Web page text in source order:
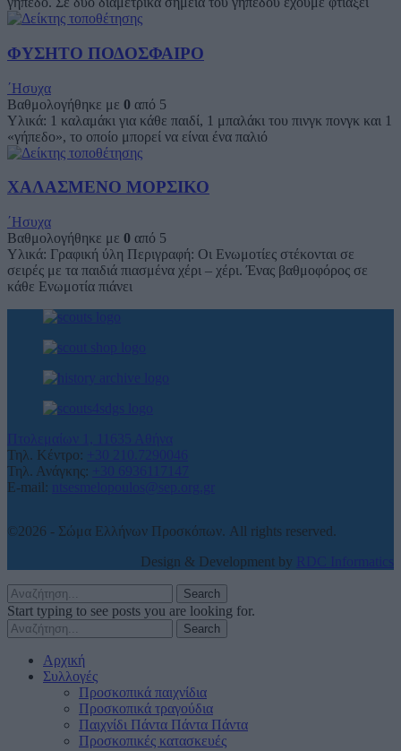
ΦΥΣΗΤΟ ΠΟΔΟΣΦΑΙΡΟ
΄Ησυχα
Βαθμολογήθηκε με 0 από 5
Υλικά: 1 καλαμάκι για κάθε παιδί, 1 μπαλάκι του πινγκ πονγκ και 1
«γήπεδο», το οποίο μπορεί να είναι ένα παλιό
ΧΑΛΑΣΜΕΝΟ ΜΟΡΣΙΚΟ
΄Ησυχα
Βαθμολογήθηκε με 0 από 5
Υλικά: Γραφική ύλη Περιγραφή: Οι Ενωμοτίες στέκονται σε
σειρές με τα παιδιά πιασμένα χέρι – χέρι. Ένας βαθμοφόρος σε
κάθε Ενωμοτία πιάνει
Πτολεμαίων 1, 11635 Αθήνα
Τηλ. Κέντρο:
+30 210.7290046
Τηλ. Ανάγκης:
+30 6936117147
E-mail:
ntsesmelopoulos@sep.org.gr
©2026 - Σώμα Ελλήνων Προσκόπων. All rights reserved.
Design & Development by RDC Informatics
Search
Start typing to see posts you are looking for.
Search
Αρχική
Συλλογές
Προσκοπικά παιχνίδια
Προσκοπικά τραγούδια
Παιχνίδι Πάντα Πάντα Πάντα
Προσκοπικές κατασκευές